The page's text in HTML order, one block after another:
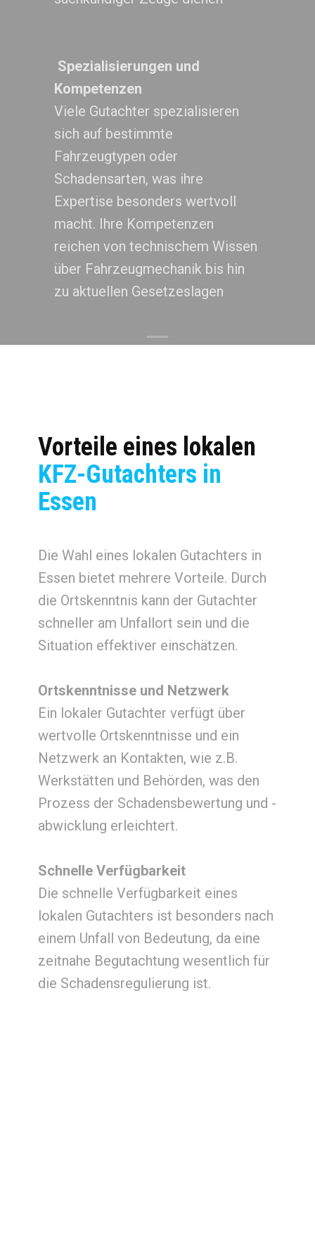
Spezialisierungen und
Kompetenzen
Viele Gutachter spezialisieren
sich auf bestimmte
Fahrzeugtypen oder
Schadensarten, was ihre
Expertise besonders wertvoll
macht. Ihre Kompetenzen
reichen von technischem Wissen
über Fahrzeugmechanik bis hin
zu aktuellen Gesetzeslagen
Vorteile eines lokalen
KFZ-Gutachters in
Essen
Die Wahl eines lokalen Gutachters in
Essen bietet mehrere Vorteile. Durch
die Ortskenntnis kann der Gutachter
schneller am Unfallort sein und die
Situation effektiver einschätzen.
Ortskenntnisse und Netzwerk
Ein lokaler Gutachter verfügt über
wertvolle Ortskenntnisse und ein
Netzwerk an Kontakten, wie z.B.
Werkstätten und Behörden, was den
Prozess der Schadensbewertung und -
abwicklung erleichtert.
Schnelle Verfügbarkeit
Die schnelle Verfügbarkeit eines
lokalen Gutachters ist besonders nach
einem Unfall von Bedeutung, da eine
zeitnahe Begutachtung wesentlich für
die Schadensregulierung ist.